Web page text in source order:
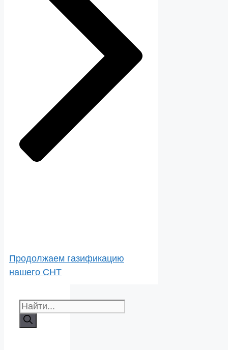
Продолжаем газификацию
нашего СНТ
Поиск: